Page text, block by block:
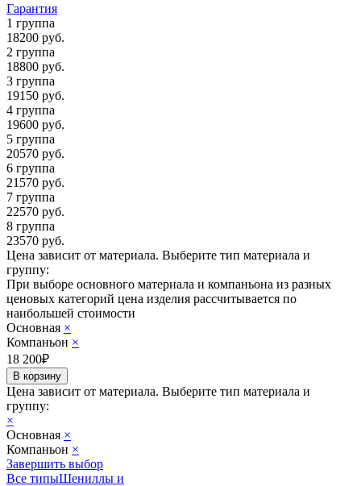
Гарантия
1 группа
18200 руб.
2 группа
18800 руб.
3 группа
19150 руб.
4 группа
19600 руб.
5 группа
20570 руб.
6 группа
21570 руб.
7 группа
22570 руб.
8 группа
23570 руб.
Цена зависит от материала. Выберите тип материала и
группу:
При выборе основного материала и компаньона из разных
ценовых категорий цена изделия рассчитывается по
наибольшей стоимости
Основная ×
Компаньон ×
18 200₽
Цена зависит от материала. Выберите тип материала и
группу:
×
Основная ×
Компаньон ×
Завершить выбор
Все типыШениллы и